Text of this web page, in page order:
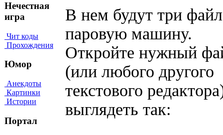
Нечестная
игра
Чит коды
Прохождения
Юмор
Анекдоты
Картинки
Истории
Портал
В нем будут три
паровую машину.
Откройте нужный
(или любого другого
текстового
выглядеть так: